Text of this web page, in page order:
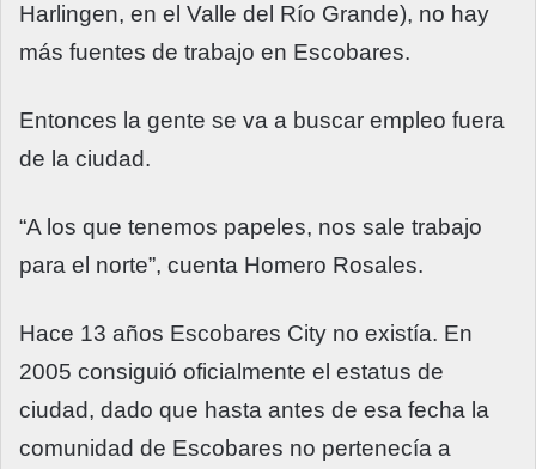
Harlingen, en el Valle del Río Grande), no hay
más fuentes de trabajo en Escobares.
Entonces la gente se va a buscar empleo fuera
de la ciudad.
“A los que tenemos papeles, nos sale trabajo
para el norte”, cuenta Homero Rosales.
Hace 13 años Escobares City no existía. En
2005 consiguió oficialmente el estatus de
ciudad, dado que hasta antes de esa fecha la
comunidad de Escobares no pertenecía a